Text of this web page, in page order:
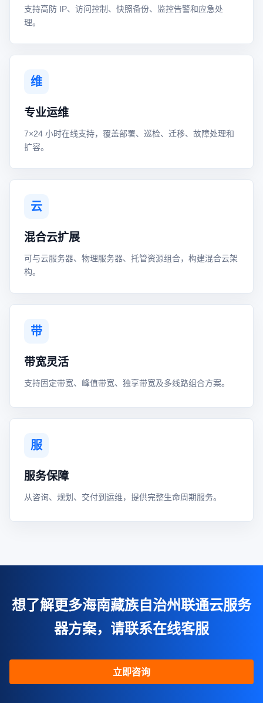
支持高防 IP、访问控制、快照备份、监控告警和应急处
理。
维
专业运维
7×24 小时在线支持，覆盖部署、巡检、迁移、故障处理和
扩容。
云
混合云扩展
可与云服务器、物理服务器、托管资源组合，构建混合云架
构。
带
带宽灵活
支持固定带宽、峰值带宽、独享带宽及多线路组合方案。
服
服务保障
从咨询、规划、交付到运维，提供完整生命周期服务。
想了解更多海南藏族自治州联通云服务
器方案，请联系在线客服
立即咨询